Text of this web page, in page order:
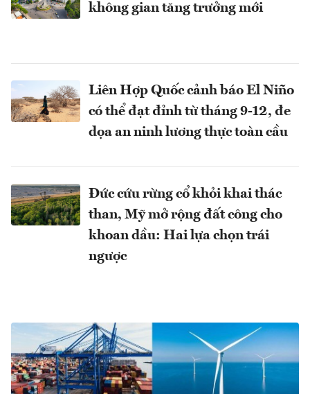
không gian tăng trưởng mới
Liên Hợp Quốc cảnh báo El Niño
có thể đạt đỉnh từ tháng 9-12, đe
dọa an ninh lương thực toàn cầu
Đức cứu rừng cổ khỏi khai thác
than, Mỹ mở rộng đất công cho
khoan dầu: Hai lựa chọn trái
ngược